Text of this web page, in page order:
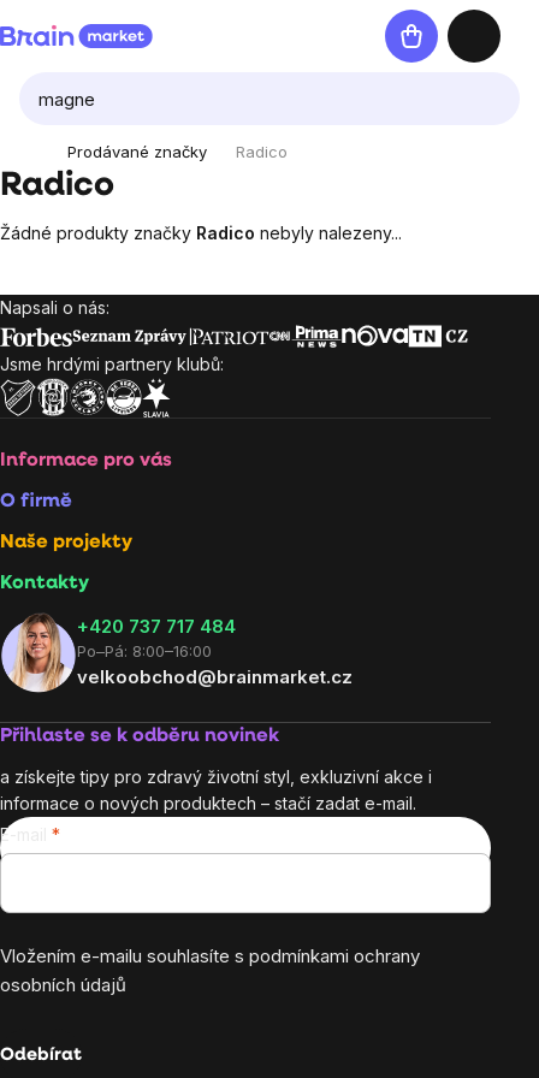
na
Nákupní
košík
Prodávané značky Radico
Radico
Žádné produkty značky Radico nebyly nalezeny...
Zápatí
Napsali o nás:
Jsme hrdými partnery klubů:
Informace pro vás
O firmě
Naše projekty
Kontakty
+420 737 717 484
Po–Pá: 8:00–16:00
velkoobchod@brainmarket.cz
Přihlaste se k odběru novinek
a získejte tipy pro zdravý životní styl, exkluzivní akce i
informace o nových produktech – stačí zadat e-mail.
E-mail
Vložením e-mailu souhlasíte s podmínkami ochrany
osobních údajů
Odebírat